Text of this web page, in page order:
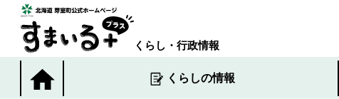
くらし・行政情報
くらしの情報